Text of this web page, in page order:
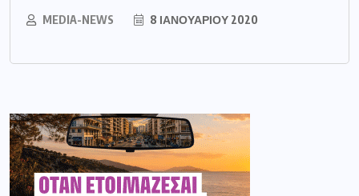
MEDIA-NEWS 8 ΙΑΝΟΥΑΡΊΟΥ 2020